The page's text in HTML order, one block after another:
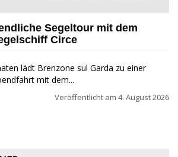
Segelschiff Circe auf dem Gardasee.
Segeltour mit dem
Circe
lädt Brenzone sul Garda zu einer
mit dem...
Veröffentlicht am 4. August 2026